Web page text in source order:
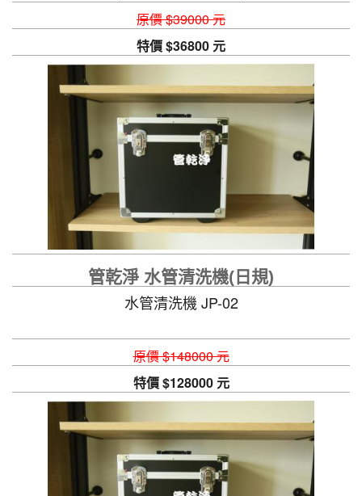
自動清洗功能，讓您喝不到隔夜水
原價 $39000 元
特價 $36800 元
管乾淨 水管清洗機(日規)
水管清洗機 JP-02
原價 $148000 元
特價 $128000 元